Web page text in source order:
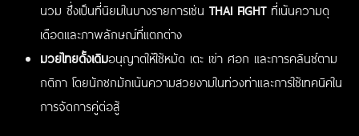
นวม ซึ่งเป็นที่นิยมในบางรายการเช่น THAI FIGHTที่เน้นความดุ
เดือดและภาพลักษณ์ที่แตกต่าง
มวยไทยดั้งเดิมอนุญาตให้ใช้หมัด เตะ เข่า ศอก และการคลินช์ตาม
กติกา โดยนักชกมักเน้นความสวยงามในท่วงท่าและการใช้เทคนิคใน
การจัดการคู่ต่อสู้